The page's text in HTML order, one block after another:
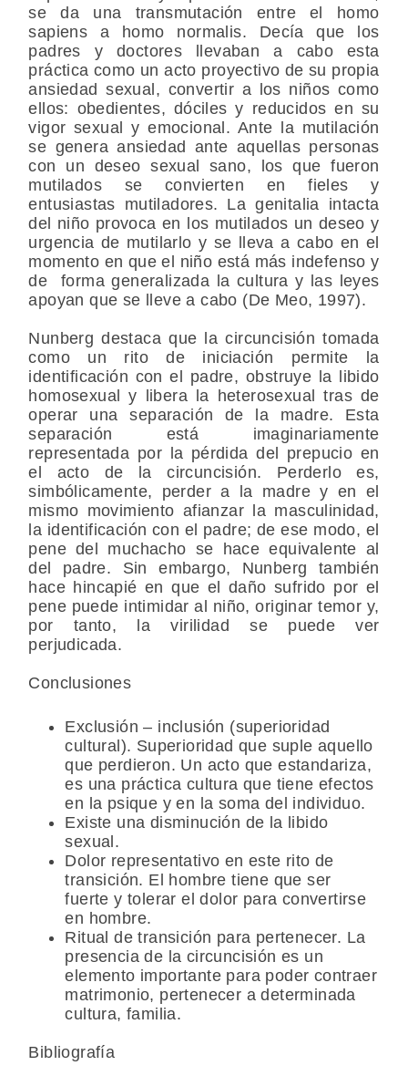
se da una transmutación entre el homo
sapiens a homo normalis. Decía que los
padres y doctores llevaban a cabo esta
práctica como un acto proyectivo de su propia
ansiedad sexual, convertir a los niños como
ellos: obedientes, dóciles y reducidos en su
vigor sexual y emocional. Ante la mutilación
se genera ansiedad ante aquellas personas
con un deseo sexual sano, los que fueron
mutilados se convierten en fieles y
entusiastas mutiladores. La genitalia intacta
del niño provoca en los mutilados un deseo y
urgencia de mutilarlo y se lleva a cabo en el
momento en que el niño está más indefenso y
de forma generalizada la cultura y las leyes
apoyan que se lleve a cabo (De Meo, 1997).
Nunberg destaca que la circuncisión tomada
como un rito de iniciación permite la
identificación con el padre, obstruye la libido
homosexual y libera la heterosexual tras de
operar una separación de la madre. Esta
separación está imaginariamente
representada por la pérdida del prepucio en
el acto de la circuncisión. Perderlo es,
simbólicamente, perder a la madre y en el
mismo movimiento afianzar la masculinidad,
la identificación con el padre; de ese modo, el
pene del muchacho se hace equivalente al
del padre. Sin embargo, Nunberg también
hace hincapié en que el daño sufrido por el
pene puede intimidar al niño, originar temor y,
por tanto, la virilidad se puede ver
perjudicada.
Conclusiones
Exclusión – inclusión (superioridad
cultural). Superioridad que suple aquello
que perdieron. Un acto que estandariza,
es una práctica cultura que tiene efectos
en la psique y en la soma del individuo.
Existe una disminución de la libido
sexual.
Dolor representativo en este rito de
transición. El hombre tiene que ser
fuerte y tolerar el dolor para convertirse
en hombre.
Ritual de transición para pertenecer. La
presencia de la circuncisión es un
elemento importante para poder contraer
matrimonio, pertenecer a determinada
cultura, familia.
Bibliografía